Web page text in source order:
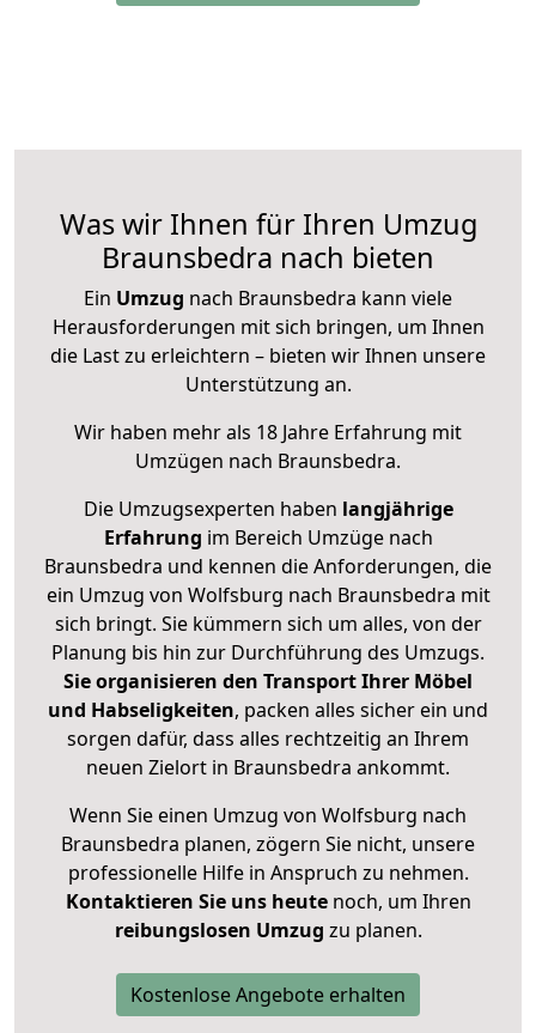
Was wir Ihnen für Ihren Umzug
Braunsbedra nach bieten
Ein Umzug nach Braunsbedra kann viele
Herausforderungen mit sich bringen, um Ihnen
die Last zu erleichtern – bieten wir Ihnen unsere
Unterstützung an.
Wir haben mehr als 18 Jahre Erfahrung mit
Umzügen nach Braunsbedra.
Die Umzugsexperten haben langjährige
Erfahrung im Bereich Umzüge nach
Braunsbedra und kennen die Anforderungen, die
ein Umzug von Wolfsburg nach Braunsbedra mit
sich bringt. Sie kümmern sich um alles, von der
Planung bis hin zur Durchführung des Umzugs.
Sie organisieren den Transport Ihrer Möbel
und Habseligkeiten, packen alles sicher ein und
sorgen dafür, dass alles rechtzeitig an Ihrem
neuen Zielort in Braunsbedra ankommt.
Wenn Sie einen Umzug von Wolfsburg nach
Braunsbedra planen, zögern Sie nicht, unsere
professionelle Hilfe in Anspruch zu nehmen.
Kontaktieren Sie uns heutenoch, um Ihren
reibungslosen Umzug zu planen.
Kostenlose Angebote erhalten